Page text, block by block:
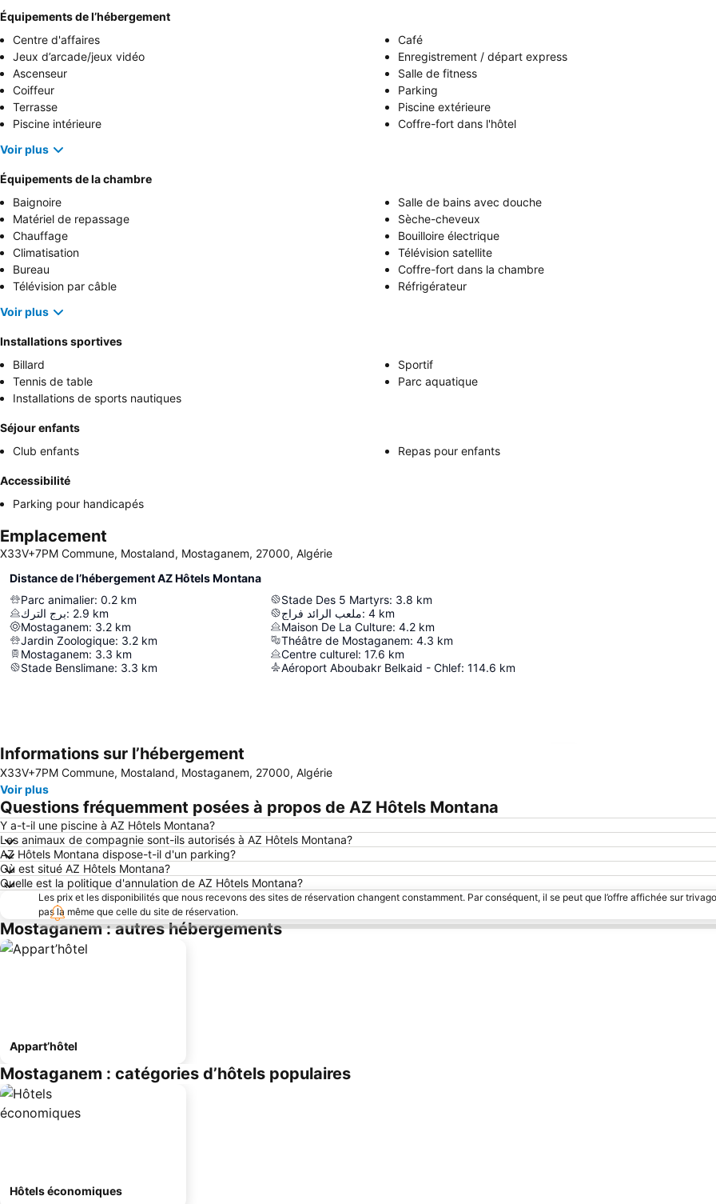
Équipements de l’hébergement
Centre d'affaires
Café
Jeux d’arcade/jeux vidéo
Enregistrement / départ express
Ascenseur
Salle de fitness
Coiffeur
Parking
Terrasse
Piscine extérieure
Piscine intérieure
Coffre-fort dans l'hôtel
Voir plus
Équipements de la chambre
Baignoire
Salle de bains avec douche
Matériel de repassage
Sèche-cheveux
Chauffage
Bouilloire électrique
Climatisation
Télévision satellite
Bureau
Coffre-fort dans la chambre
Télévision par câble
Réfrigérateur
Voir plus
Installations sportives
Billard
Sportif
Tennis de table
Parc aquatique
Installations de sports nautiques
Séjour enfants
Club enfants
Repas pour enfants
Accessibilité
Parking pour handicapés
Emplacement
X33V+7PM Commune, Mostaland, Mostaganem, 27000, Algérie
Distance de l’hébergement AZ Hôtels Montana
Parc animalier: 0.2 km
برج الترك: 2.9 km
Mostaganem: 3.2 km
Jardin Zoologique: 3.2 km
Mostaganem: 3.3 km
Stade Benslimane: 3.3 km
Stade Des 5 Martyrs: 3.8 km
ملعب الرائد فراج: 4 km
Maison De La Culture: 4.2 km
Théâtre de Mostaganem: 4.3 km
Centre culturel: 17.6 km
Aéroport Aboubakr Belkaid - Chlef: 114.6 km
Informations sur l’hébergement
X33V+7PM Commune, Mostaland, Mostaganem, 27000, Algérie
Voir plus
Questions fréquemment posées à propos de AZ Hôtels Montana
Y a-t-il une piscine à AZ Hôtels Montana?
Les animaux de compagnie sont-ils autorisés à AZ Hôtels Montana?
AZ Hôtels Montana dispose-t-il d'un parking?
Où est situé AZ Hôtels Montana?
Quelle est la politique d'annulation de AZ Hôtels Montana?
Les prix et les disponibilités que nous recevons des sites de réservation changent constamment. Par conséquent, il se peut que l’offre affichée sur
pas la même que celle du site de réservation.
Mostaganem : autres hébergements
Appart’hôtel
Mostaganem : catégories d’hôtels populaires
Hôtels économiques